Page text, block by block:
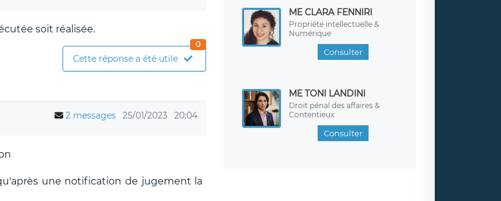
soit réalisée.
Cette réponse a été utile
0
2 messages 25/01/2023 20:04
une notification de jugement la
ME CLARA FENNIRI
Propriété intellectuelle &
Numérique
Consulter
ME TONI LANDINI
Droit pénal des affaires &
Contentieux
Consulter